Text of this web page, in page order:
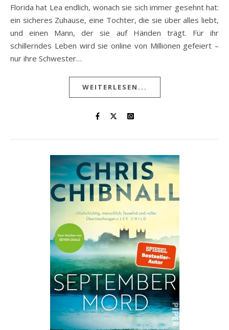
Florida hat Lea endlich, wonach sie sich immer gesehnt hat:
ein sicheres Zuhause, eine Tochter, die sie über alles liebt,
und einen Mann, der sie auf Händen trägt. Für ihr
schillerndes Leben wird sie online von Millionen gefeiert –
nur ihre Schwester…
WEITERLESEN...